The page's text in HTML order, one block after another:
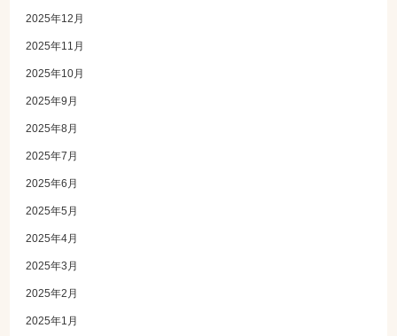
2025年12月
2025年11月
2025年10月
2025年9月
2025年8月
2025年7月
2025年6月
2025年5月
2025年4月
2025年3月
2025年2月
2025年1月